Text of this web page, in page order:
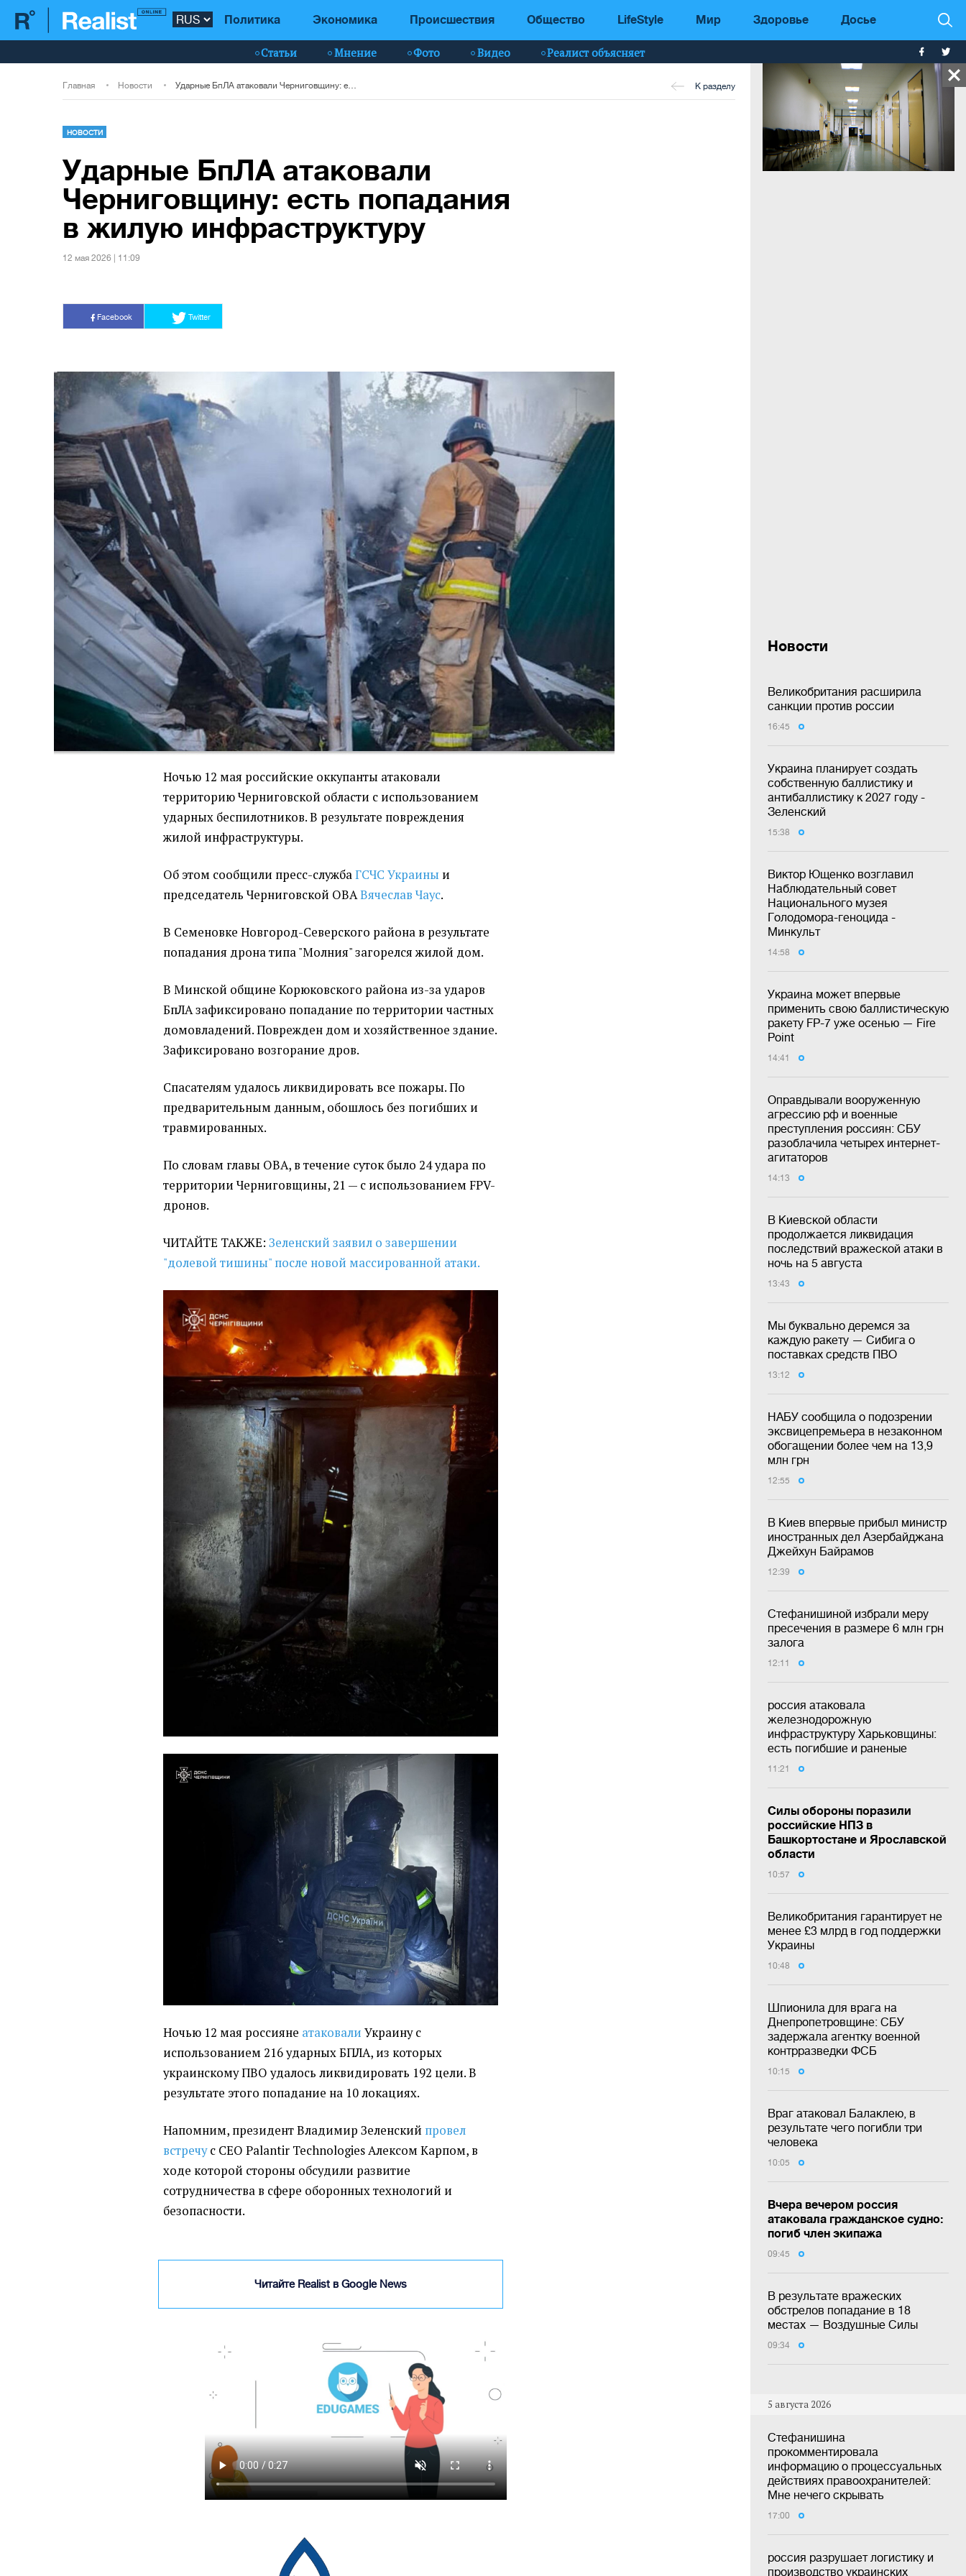
Политика Экономика Происшествия Общество LifeStyle Мир Здоровье Досье
Статьи Мнение Фото Видео Реалист объясняет
Новости
Великобритания расширила
санкции против россии
16:45
Украина планирует создать
собственную баллистику и
антибаллистику к 2027 году -
Зеленский
15:38
Виктор Ющенко возглавил
Наблюдательный совет
Национального музея
Голодомора-геноцида -
Минкульт
14:58
Украина может впервые
применить свою баллистическую
ракету FP-7 уже осенью — Fire
Point
14:41
Оправдывали вооруженную
агрессию рф и военные
преступления россиян: СБУ
разоблачила четырех интернет-
агитаторов
14:13
В Киевской области
продолжается ликвидация
последствий вражеской атаки в
ночь на 5 августа
13:43
Мы буквально деремся за
каждую ракету — Сибига о
поставках средств ПВО
13:12
НАБУ сообщила о подозрении
эксвицепремьера в незаконном
обогащении более чем на 13,9
млн грн
12:55
В Киев впервые прибыл министр
иностранных дел Азербайджана
Джейхун Байрамов
12:39
Стефанишиной избрали меру
пресечения в размере 6 млн грн
залога
12:11
россия атаковала
железнодорожную
инфраструктуру Харьковщины:
есть погибшие и раненые
11:21
Силы обороны поразили
российские НПЗ в
Башкортостане и Ярославской
области
10:57
Великобритания гарантирует не
менее £3 млрд в год поддержки
Украины
10:48
Шпионила для врага на
Днепропетровщине: СБУ
задержала агентку военной
контрразведки ФСБ
10:15
Враг атаковал Балаклею, в
результате чего погибли три
человека
10:05
Вчера вечером россия
атаковала гражданское судно:
погиб член экипажа
09:45
В результате вражеских
обстрелов попадание в 18
местах — Воздушные Силы
09:34
5 августа 2026
Стефанишина
прокомментировала
информацию о процессуальных
действиях правоохранителей:
Мне нечего скрывать
17:00
россия разрушает логистику и
производство украинских
Главная Новости К разделу
НОВОСТИ
Ударные БпЛА атаковали
Черниговщину: есть попадания
в жилую инфраструктуру
12 мая 2026 | 11:09
Facebook Twitter
Ночью 12 мая российские оккупанты атаковали
территорию Черниговской области с использованием
ударных беспилотников. В результате повреждения
жилой инфраструктуры.
Об этом сообщили пресс-службаГСЧС Украины и
председатель Черниговской ОВАВячеслав Чаус.
В Семеновке Новгород-Северского района в результате
попадания дрона типа "Молния" загорелся жилой дом.
В Минской общине Корюковского района из-за ударов
БпЛА зафиксировано попадание по территории частных
домовладений. Поврежден дом и хозяйственное здание.
Зафиксировано возгорание дров.
Спасателям удалось ликвидировать все пожары. По
предварительным данным, обошлось без погибших и
травмированных.
По словам главы ОВА, в течение суток было 24 удара по
территории Черниговщины, 21 — с использованием FPV-
дронов.
ЧИТАЙТЕ ТАКЖЕ:Зеленский заявил о завершении
"долевой тишины" после новой массированной атаки.
Ночью 12 мая россияне атаковали Украину с
использованием 216 ударных БПЛА, из которых
украинскому ПВО удалось ликвидировать 192 цели. В
результате этого попадание на 10 локациях.
Напомним, президент Владимир Зеленский провел
встречус CEO Palantir Technologies Алексом Карпом, в
ходе которой стороны обсудили развитие
сотрудничества в сфере оборонных технологий и
безопасности.
Читайте Realist в Google News